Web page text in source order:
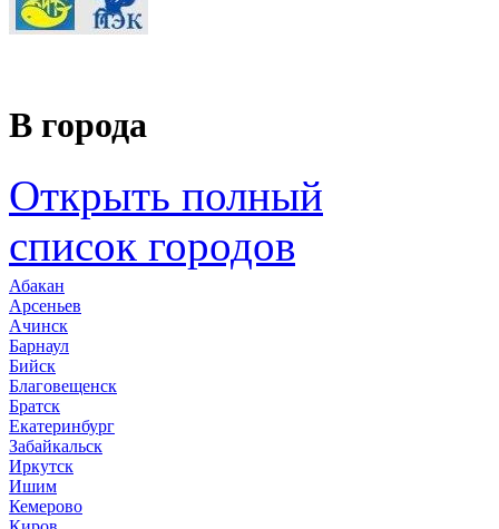
В города
Открыть полный
список городов
Абакан
Арсеньев
Ачинск
Барнаул
Бийск
Благовещенск
Братск
Екатеринбург
Забайкальск
Иркутск
Ишим
Кемерово